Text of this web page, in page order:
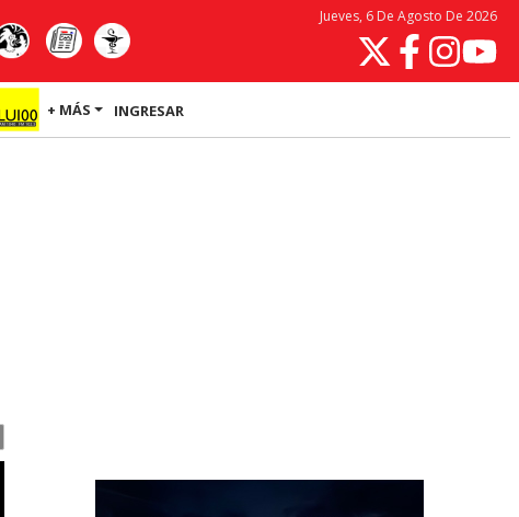
Jueves, 6 De Agosto De 2026
+ MÁS INGRESAR